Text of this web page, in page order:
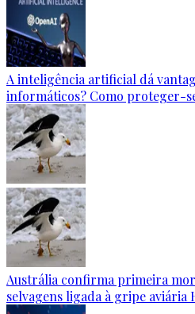
A inteligência artificial dá
informáticos? Como proteger-
Austrália confirma primeira
selvagens ligada à gripe aviária